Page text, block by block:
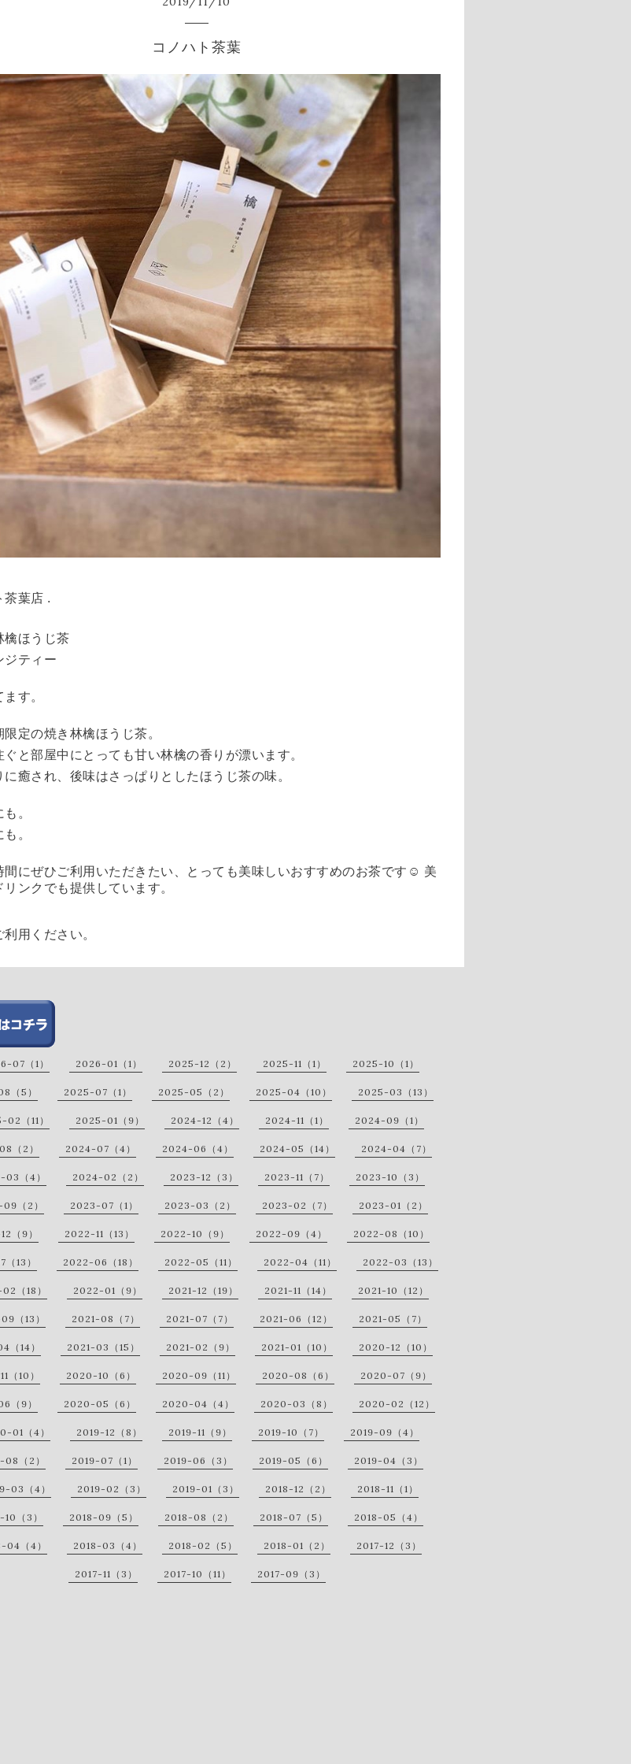
コノハト茶葉
茶葉店 .
檎ほうじ茶
ジティー
す。
限定の焼き林檎ほうじ茶。
ぐと部屋中にとっても甘い林檎の香りが漂います。
に癒され、後味はさっぱりとしたほうじ茶の味。
。
。
間にぜひご利用いただきたい、とっても美味しいおすすめのお茶です☺︎ 美
リンクでも提供しています。
利用ください。
07（1） 2026-01（1） 2025-12（2） 2025-11（1） 2025-10（1）
（5） 2025-07（1） 2025-05（2） 2025-04（10） 2025-03（13）
（11） 2025-01（9） 2024-12（4） 2024-11（1） 2024-09（1）
（2） 2024-07（4） 2024-06（4） 2024-05（14） 2024-04（7）
03（4） 2024-02（2） 2023-12（3） 2023-11（7） 2023-10（3）
（2） 2023-07（1） 2023-03（2） 2023-02（7） 2023-01（2）
（9） 2022-11（13） 2022-10（9） 2022-09（4） 2022-08（10）
13） 2022-06（18） 2022-05（11） 2022-04（11） 2022-03（13）
（18） 2022-01（9） 2021-12（19） 2021-11（14） 2021-10（12）
（13） 2021-08（7） 2021-07（7） 2021-06（12） 2021-05（7）
（14） 2021-03（15） 2021-02（9） 2021-01（10） 2020-12（10）
（10） 2020-10（6） 2020-09（11） 2020-08（6） 2020-07（9）
（9） 2020-05（6） 2020-04（4） 2020-03（8） 2020-02（12）
01（4） 2019-12（8） 2019-11（9） 2019-10（7） 2019-09（4）
08（2） 2019-07（1） 2019-06（3） 2019-05（6） 2019-04（3）
03（4） 2019-02（3） 2019-01（3） 2018-12（2） 2018-11（1）
（3） 2018-09（5） 2018-08（2） 2018-07（5） 2018-05（4）
04（4） 2018-03（4） 2018-02（5） 2018-01（2） 2017-12（3）
2017-11（3） 2017-10（11） 2017-09（3）